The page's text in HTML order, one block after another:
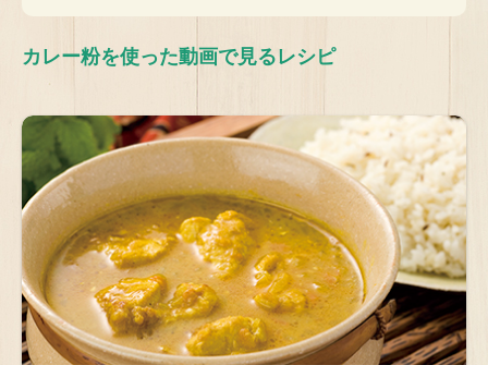
カレー粉を使った動画で見るレシピ